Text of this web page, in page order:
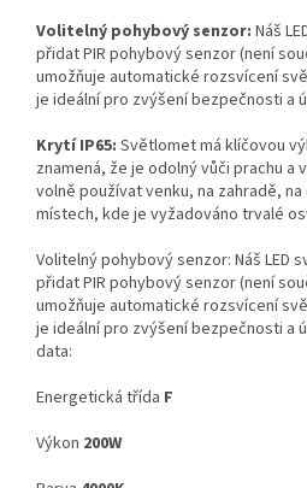
Volitelný pohybový senzor: Náš
přidat PIR pohybový senzor (není
umožňuje automatické rozsvícení
je ideální pro zvýšení bezpečnosti a
Krytí IP65: Světlomet má klíčovou
znamená, že je odolný vůči prachu
volně používat venku, na zahradě,
místech, kde je vyžadováno trvalé
Volitelný pohybový senzor: Náš LED
přidat PIR pohybový senzor (není
umožňuje automatické rozsvícení
je ideální pro zvýšení bezpečnosti a
data:
Energetická třída F
Výkon 200W